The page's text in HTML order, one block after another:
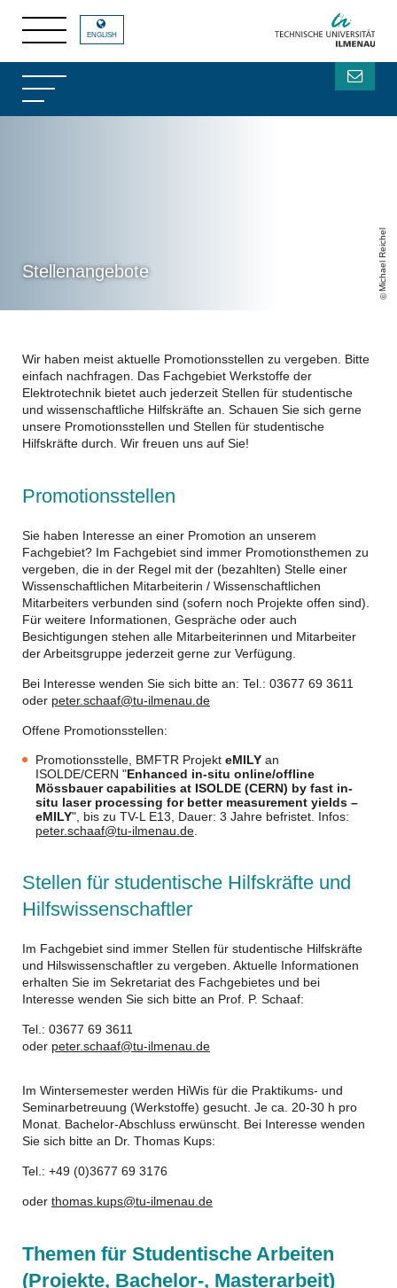
Stellenangebote Michael Reichel
ENGLISH
Wir haben meist aktuelle Promotionsstellen zu vergeben. Bitte
einfach nachfragen. Das Fachgebiet Werkstoffe der
Elektrotechnik bietet auch jederzeit Stellen für studentische
und wissenschaftliche Hilfskräfte an. Schauen Sie sich gerne
unsere Promotionsstellen und Stellen für studentische
Hilfskräfte durch. Wir freuen uns auf Sie!
Promotionsstellen
Sie haben Interesse an einer Promotion an unserem
Fachgebiet? Im Fachgebiet sind immer Promotionsthemen zu
vergeben, die in der Regel mit der (bezahlten) Stelle einer
Wissenschaftlichen Mitarbeiterin / Wissenschaftlichen
Mitarbeiters verbunden sind (sofern noch Projekte offen sind).
Für weitere Informationen, Gespräche oder auch
Besichtigungen stehen alle Mitarbeiterinnen und Mitarbeiter
der Arbeitsgruppe jederzeit gerne zur Verfügung.
Bei Interesse wenden Sie sich bitte an: Tel.: 03677 69 3611
oder peter.schaaf@tu-ilmenau.de
Offene Promotionsstellen:
Promotionsstelle, BMFTR Projekt eMILY an
ISOLDE/CERN "Enhanced in-situ online/offline
Mössbauer capabilities at ISOLDE (CERN) by fast in-
situ laser processing for better measurement yields –
eMILY", bis zu TV-L E13, Dauer: 3 Jahre befristet. Infos:
peter.schaaf@tu-ilmenau.de
Stellen für studentische Hilfskräfte und
Hilfswissenschaftler
Im Fachgebiet sind immer Stellen für studentische Hilfskräfte
und Hilswissenschaftler zu vergeben. Aktuelle Informationen
erhalten Sie im Sekretariat des Fachgebietes und bei
Interesse wenden Sie sich bitte an Prof. P. Schaaf:
Tel.: 03677 69 3611
oder peter.schaaf@tu-ilmenau.de
Im Wintersemester werden HiWis für die Praktikums- und
Seminarbetreuung (Werkstoffe) gesucht. Je ca. 20-30 h pro
Monat. Bachelor-Abschluss erwünscht. Bei Interesse wenden
Sie sich bitte an Dr. Thomas Kups:
Tel.: +49 (0)3677 69 3176
oder thomas.kups@tu-ilmenau.de
Themen für Studentische Arbeiten
(Projekte, Bachelor-, Masterarbeit)